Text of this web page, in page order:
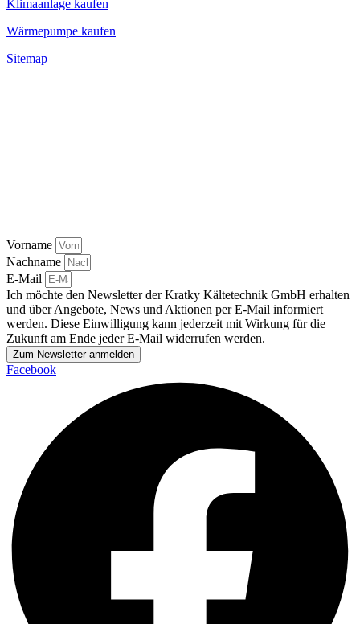
Klimaanlage kaufen
Wärmepumpe kaufen
Sitemap
Vorname
Nachname
E-Mail
Ich möchte den Newsletter der Kratky Kältetechnik GmbH erhalten
und über Angebote, News und Aktionen per E-Mail informiert
werden. Diese Einwilligung kann jederzeit mit Wirkung für die
Zukunft am Ende jeder E-Mail widerrufen werden.
Zum Newsletter anmelden
Facebook